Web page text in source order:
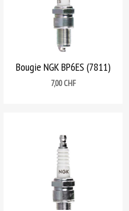
Bougie NGK BP6ES (7811)
Prix
7,00 CHF